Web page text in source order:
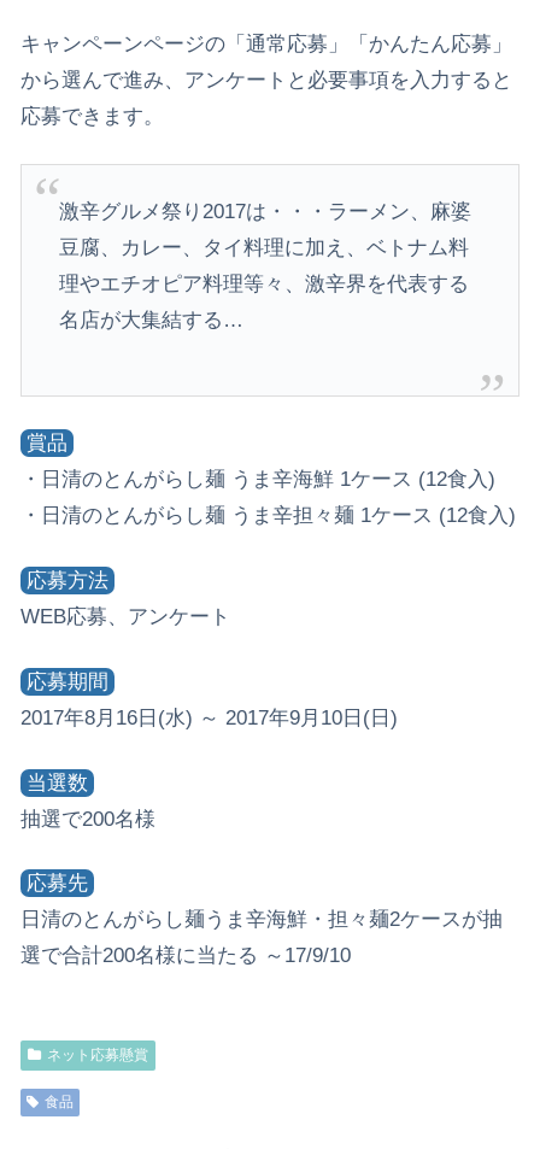
キャンペーンページの「通常応募」「かんたん応募」
から選んで進み、アンケートと必要事項を入力すると
応募できます。
激辛グルメ祭り2017は・・・ラーメン、麻婆
豆腐、カレー、タイ料理に加え、ベトナム料
理やエチオピア料理等々、激辛界を代表する
名店が大集結する…
賞品
・日清のとんがらし麺 うま辛海鮮 1ケース (12食入)
・日清のとんがらし麺 うま辛担々麺 1ケース (12食入)
応募方法
WEB応募、アンケート
応募期間
2017年8月16日(水) ～ 2017年9月10日(日)
当選数
抽選で200名様
応募先
日清のとんがらし麺うま辛海鮮・担々麺2ケースが抽
選で合計200名様に当たる ～17/9/10
ネット応募懸賞
食品